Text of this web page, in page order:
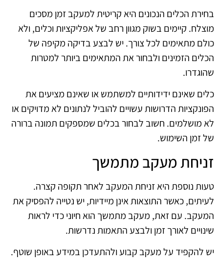
בחירת הכלים הנכונים היא קריטית למעקב זמן מסכים
מוצלח. קיימים בשוק מגוון רחב של אפליקציות וכלים, ולא
כולם מתאימים לכל צורך. יש לבצע בדיקה מקיפה של
הכלים הזמינים ולבחור את המתאימים ביותר למטרות
שהוגדרו.
כלים שאינם ידידותיים למשתמש או שאינם מציעים את
הפונקציות הדרושות עשויים להוביל לנתונים לא מדויקים או
לא מושלמים. חשוב לבחור בכלים שמספקים תמונה ברורה
של זמן השימוש.
זניחת מעקב מתמשך
טעות נוספת היא זניחת המעקב לאחר תקופה קצרה.
לעיתים, כאשר התוצאות אינן מיידיות, יש נטייה להפסיק את
המעקב. עם זאת, מעקב מתמשך הוא חיוני כדי לראות
שינויים לאורך זמן ולבצע התאמות נדרשות.
יש להקפיד על מעקב קבוע ולהתעדכן במידע באופן שוטף.